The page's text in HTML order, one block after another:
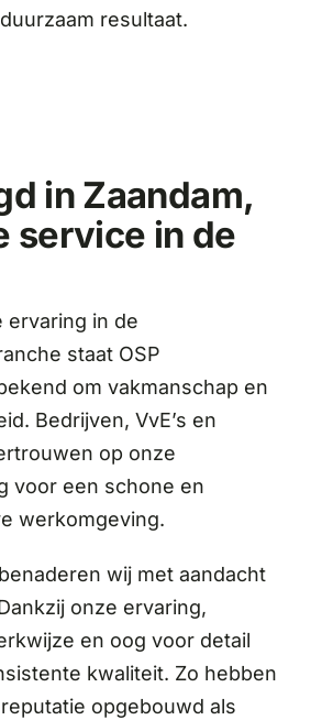
resultaat.
in Zaandam,
service in de
ervaring in de
staat OSP
om vakmanschap en
Bedrijven, VvE’s en
op onze
voor een schone en
werkomgeving.
wij met aandacht
onze ervaring,
en oog voor detail
kwaliteit. Zo hebben
opgebouwd als